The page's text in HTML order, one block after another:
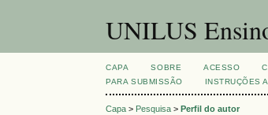
UNILUS
CAPA SOBRE ACESSO
PARA SUBMISSÃO
INSTRUÇÕES
Capa > Pesquisa >Perfil do autor